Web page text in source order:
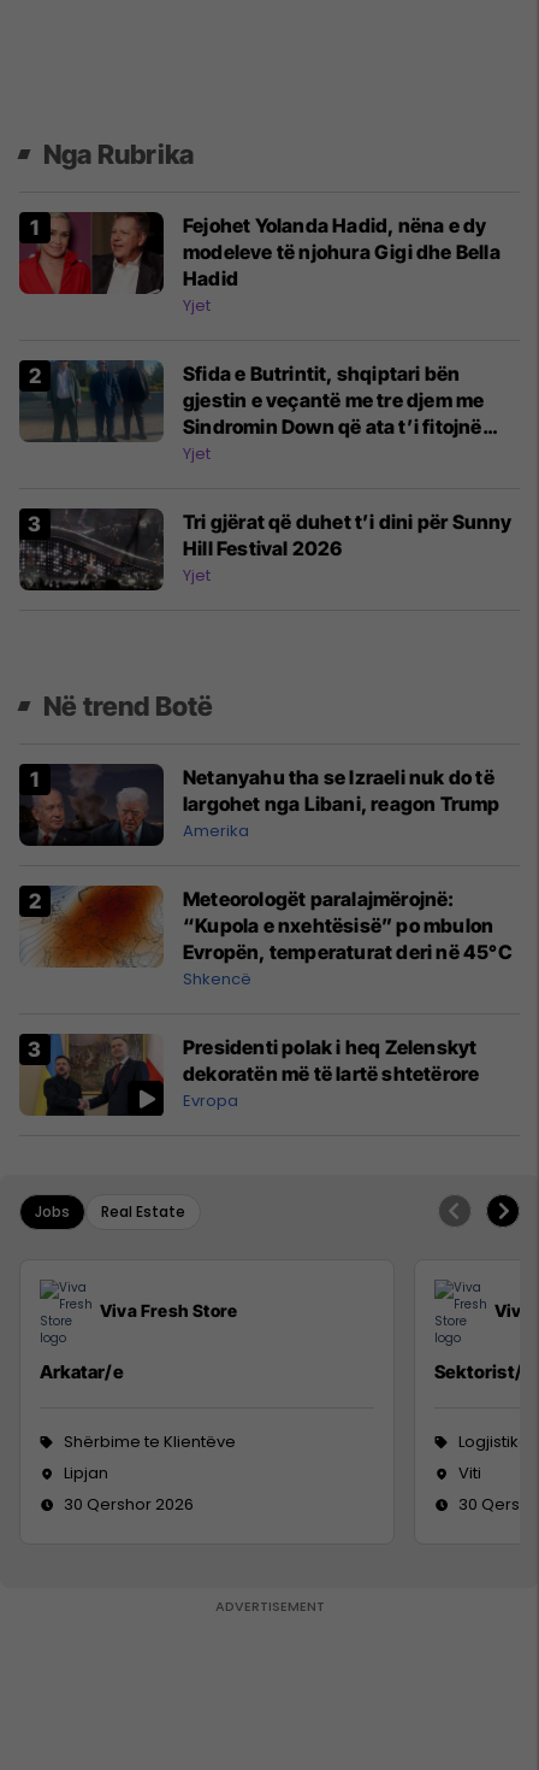
Nga Rubrika
Fejohet Yolanda Hadid, nëna e dy
modeleve të njohura Gigi dhe Bella
Hadid
Yjet
Sfida e Butrintit, shqiptari bën
gjestin e veçantë me tre djem me
Sindromin Down që ata t’i fitojnë
100 mijë eurot
Yjet
Tri gjërat që duhet t’i dini për Sunny
Hill Festival 2026
Yjet
Në trend Botë
Netanyahu tha se Izraeli nuk do të
largohet nga Libani, reagon Trump
Amerika
Meteorologët paralajmërojnë:
“Kupola e nxehtësisë” po mbulon
Evropën, temperaturat deri në 45°C
Shkencë
Presidenti polak i heq Zelenskyt
dekoratën më të lartë shtetërore
Evropa
Jobs Real Estate
Viva Fresh Store
Arkatar/e
Shërbime te Klientëve
Lipjan
30 Qershor 2026
Viva
Sektorist/e
Logjistikë
Viti
30